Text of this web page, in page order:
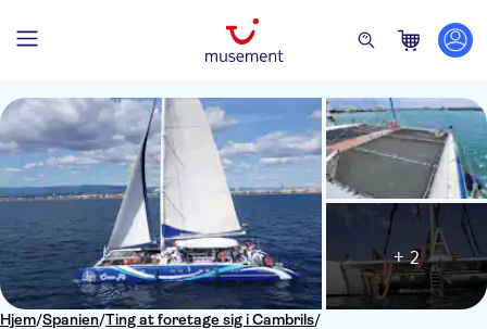
Hjem/Spanien/Ting at foretage sig i Cambrils/
+ 2